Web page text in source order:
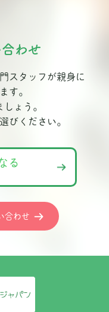
わせ
スタッフが親身に
す。
ょう。
びください。
る
合わせ